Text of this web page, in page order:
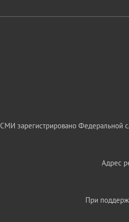
СМИ зарегистрировано Федеральной
Адрес
При